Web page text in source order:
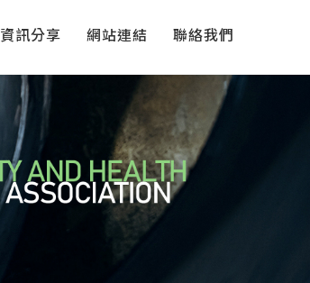
資訊分享 網站連結 聯絡我們